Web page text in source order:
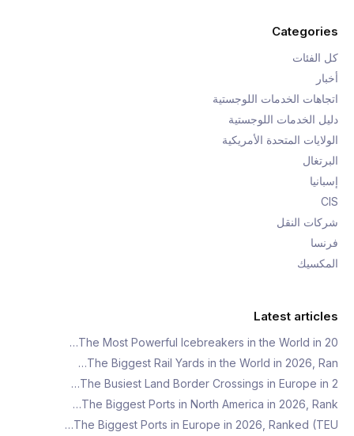
Categories
كل الفئات
أخبار
اتجاهات الخدمات اللوجستية
دليل الخدمات اللوجستية
الولايات المتحدة الأمريكية
البرتغال
إسبانيا
CIS
شركات النقل
فرنسا
المكسيك
Latest articles
The Most Powerful Icebreakers in the World in 20…
The Biggest Rail Yards in the World in 2026, Ran…
The Busiest Land Border Crossings in Europe in 2…
The Biggest Ports in North America in 2026, Rank…
The Biggest Ports in Europe in 2026, Ranked (TEU…